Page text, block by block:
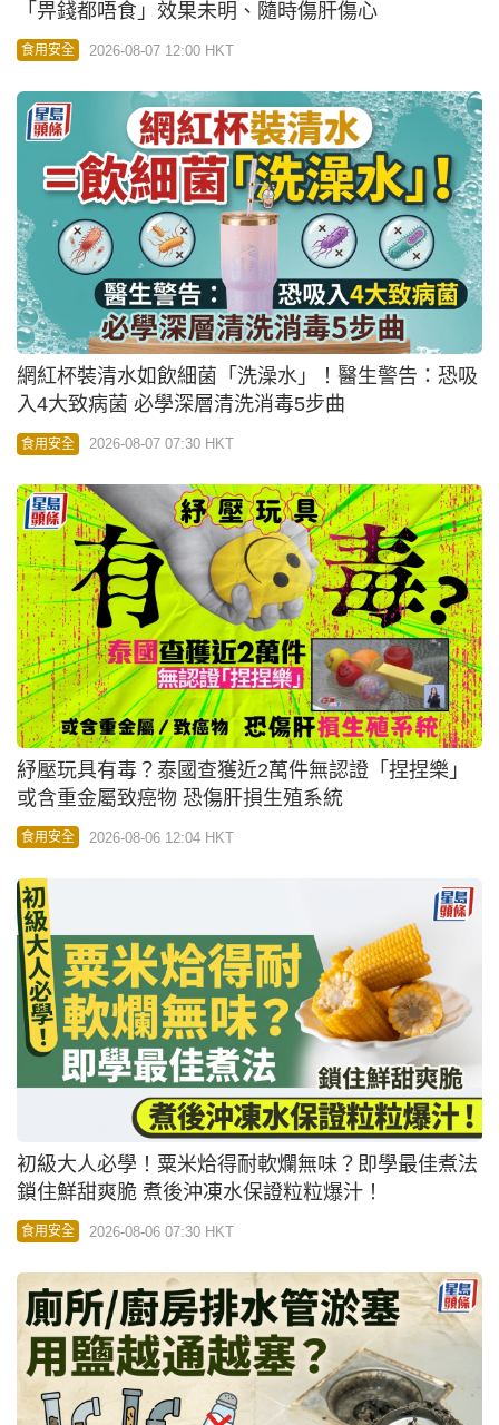
「畀錢都唔食」效果未明、隨時傷肝傷心
食用安全 2026-08-07 12:00 HKT
網紅杯裝清水如飲細菌「洗澡水」！醫生警告：恐吸
入4大致病菌 必學深層清洗消毒5步曲
食用安全 2026-08-07 07:30 HKT
紓壓玩具有毒？泰國查獲近2萬件無認證「捏捏樂」
或含重金屬致癌物 恐傷肝損生殖系統
食用安全 2026-08-06 12:04 HKT
初級大人必學！粟米烚得耐軟爛無味？即學最佳煮法
鎖住鮮甜爽脆 煮後沖凍水保證粒粒爆汁！
食用安全 2026-08-06 07:30 HKT